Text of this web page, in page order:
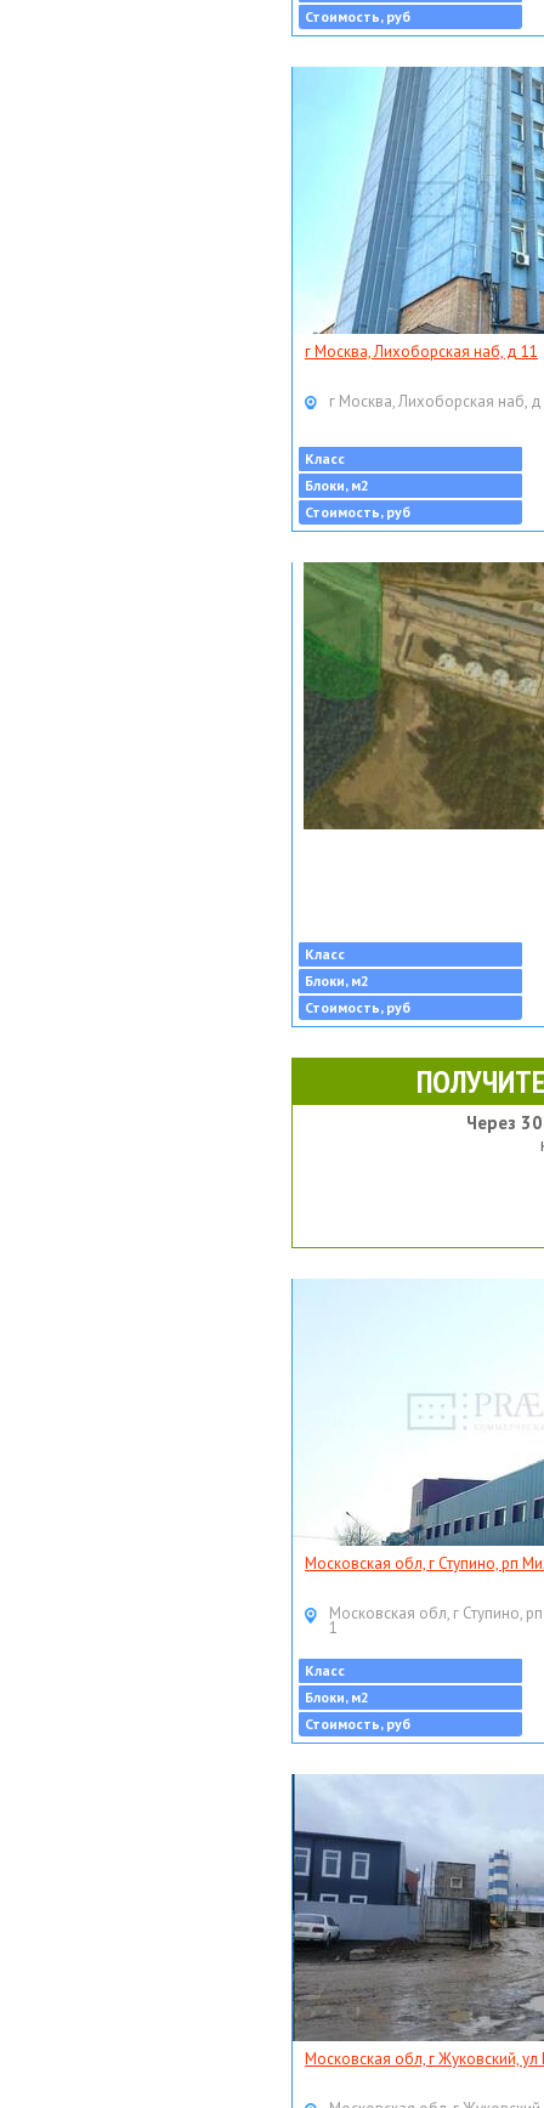
Стоимость, руб
г Москва, Лихоборская наб, д 11
г Москва, Лихоборская наб,
Класс
Блоки, м2
Стоимость, руб
Класс
Блоки, м2
Стоимость, руб
Через
Московская обл, г Ступино, рп
Московская обл, г Ступино,
1
Класс
Блоки, м2
Стоимость, руб
Московская обл, г Жуковский,